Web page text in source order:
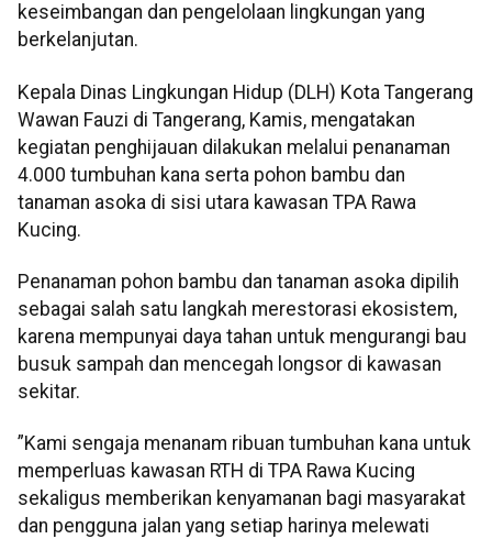
keseimbangan dan pengelolaan lingkungan yang
berkelanjutan.
Kepala Dinas Lingkungan Hidup (DLH) Kota Tangerang
Wawan Fauzi di Tangerang, Kamis, mengatakan
kegiatan penghijauan dilakukan melalui penanaman
4.000 tumbuhan kana serta pohon bambu dan
tanaman asoka di sisi utara kawasan TPA Rawa
Kucing.
Penanaman pohon bambu dan tanaman asoka dipilih
sebagai salah satu langkah merestorasi ekosistem,
karena mempunyai daya tahan untuk mengurangi bau
busuk sampah dan mencegah longsor di kawasan
sekitar.
”Kami sengaja menanam ribuan tumbuhan kana untuk
memperluas kawasan RTH di TPA Rawa Kucing
sekaligus memberikan kenyamanan bagi masyarakat
dan pengguna jalan yang setiap harinya melewati